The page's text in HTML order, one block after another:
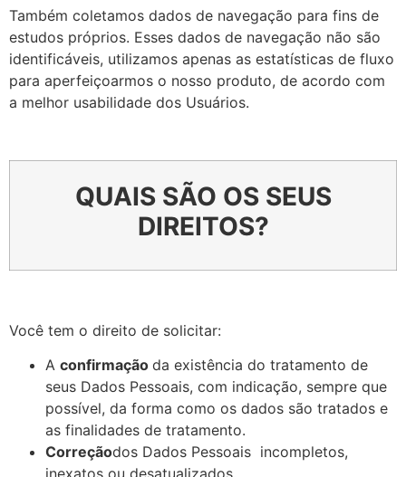
Também coletamos dados de navegação para fins de
estudos próprios. Esses dados de navegação não são
identificáveis, utilizamos apenas as estatísticas de fluxo
para aperfeiçoarmos o nosso produto, de acordo com
a melhor usabilidade dos Usuários.
QUAIS SÃO OS SEUS
DIREITOS?
Você tem o direito de solicitar:
A confirmação da existência do tratamento de
seus Dados Pessoais, com indicação, sempre que
possível, da forma como os dados são tratados e
as finalidades de tratamento.
Correçãodos Dados Pessoais incompletos,